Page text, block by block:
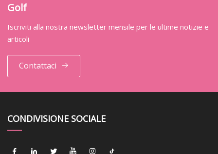
Golf
Iscriviti alla nostra newsletter mensile per le ultime notizie e
articoli
Contattaci
CONDIVISIONE SOCIALE